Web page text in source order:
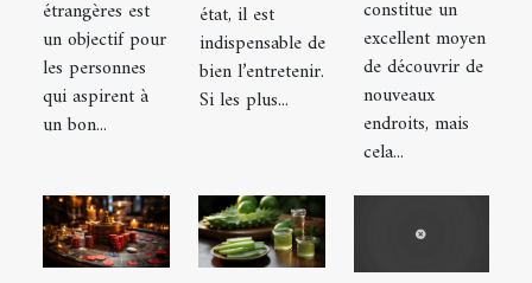
langue
étrangère
étrangères est
un objectif pour
les personnes
qui aspirent à
un bon...
état, il est
indispensable de
bien l’entretenir.
Si les plus...
idéal
constitue un
excellent moyen
de découvrir de
nouveaux
endroits, mais
cela...